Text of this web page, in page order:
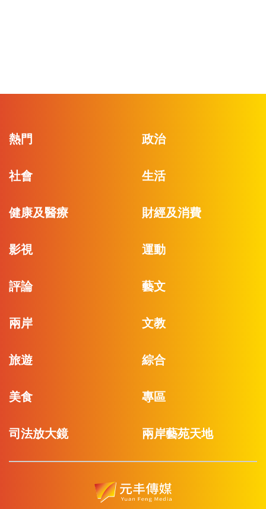
熱門 政治
社會 生活
健康及醫療 財經及消費
影視 運動
評論 藝文
兩岸 文教
旅遊 綜合
美食 專區
司法放大鏡 兩岸藝苑天地